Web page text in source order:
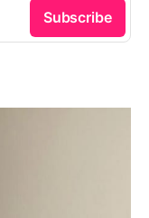
Subscribe